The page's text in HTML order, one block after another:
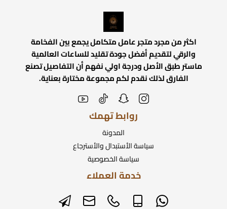
اكثر من مجرد متجر عامل متكامل يجمع بين الفخامة
والرقي لتقديم أفضل جودة تقليد للساعات العالمية
ماستر طبق الأصل ودرجة اولي نفهم أن التفاصيل تصنع
الفارق لذلك نقدم لكم مجموعة مختارة بعناية.
روابط تهمك
المدونة
سياسة الأستبدال والأسترجاع
سياسة الخصوصية
خدمة العملاء